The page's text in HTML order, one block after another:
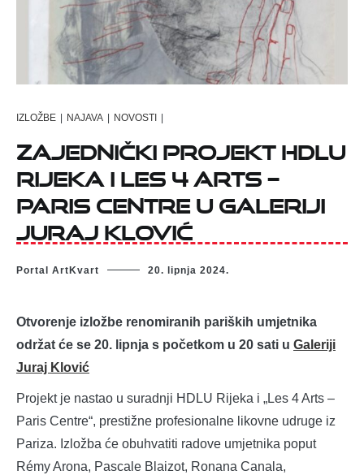
IZLOŽBE | NAJAVA | NOVOSTI |
ZAJEDNIČKI PROJEKT HDLU
RIJEKA I LES 4 ARTS –
PARIS CENTRE U GALERIJI
JURAJ KLOVIĆ
Portal ArtKvart 20. lipnja 2024.
Otvorenje izložbe renomiranih pariških umjetnika
održat će se 20. lipnja s početkom u 20 sati u Galeriji
Juraj Klović
Projekt je nastao u suradnji HDLU Rijeka i „Les 4 Arts –
Paris Centre“, prestižne profesionalne likovne udruge iz
Pariza. Izložba će obuhvatiti radove umjetnika poput
Rémy Arona, Pascale Blaizot, Ronana Canala,